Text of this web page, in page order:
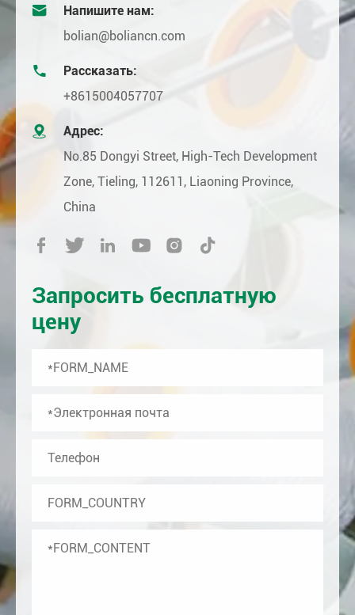

Напишите нам:
bolian@boliancn.com

Рассказать:
+8615004057707

Адрес:
No.85 Dongyi Street, High-Tech Development
Zone, Tieling, 112611, Liaoning Province,
China
     
Запросить бесплатную
цену